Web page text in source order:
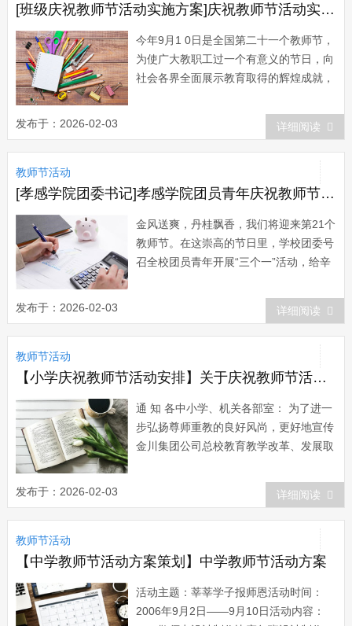
[班级庆祝教师节活动实施方案]庆祝教师节活动实施方案(范文)
今年9月1 0日是全国第二十一个教师节，
为使广大教职工过一个有意义的节日，向
社会各界全面展示教育取得的辉煌成就，
案： 一、指导思想 今年教师节庆祝活动
以邓小平理论和“三个代表”重要思想和科
学的发展观为指导，按照建设节约型社会
发布于：2026-02-03 详细阅读
教师节活动
[孝感学院团委书记]孝感学院团员青年庆祝教师节活动方案
金风送爽，丹桂飘香，我们将迎来第21个
教师节。在这崇高的节日里，学校团委号
召全校团员青年开展“三个一”活动，给辛
福，感谢老师的辛勤教诲。 一、活动主
题 感谢恩师 构建和谐 二、活动时间 9月
5日—9月10日 三、活动内容...
发布于：2026-02-03 详细阅读
教师节活动
【小学庆祝教师节活动安排】关于庆祝教师节活动安排的通知(范文)
通 知 各中小学、机关各部室： 为了进一
步弘扬尊师重教的良好风尚，更好地宣传
金川集团公司总校教育教学改革、发展取
的工作积极性，总校在第二十一个教师节
发布于：2026-02-03 详细阅读
教师节活动
【中学教师节活动方案策划】中学教师节活动方案
活动主题：莘莘学子报师恩活动时间：
2006年9月2日——9月10日活动内容：